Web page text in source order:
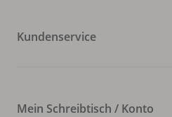
Kundenservice
Mein Schreibtisch / Konto